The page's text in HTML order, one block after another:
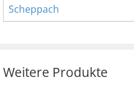
Scheppach
Weitere Produkte